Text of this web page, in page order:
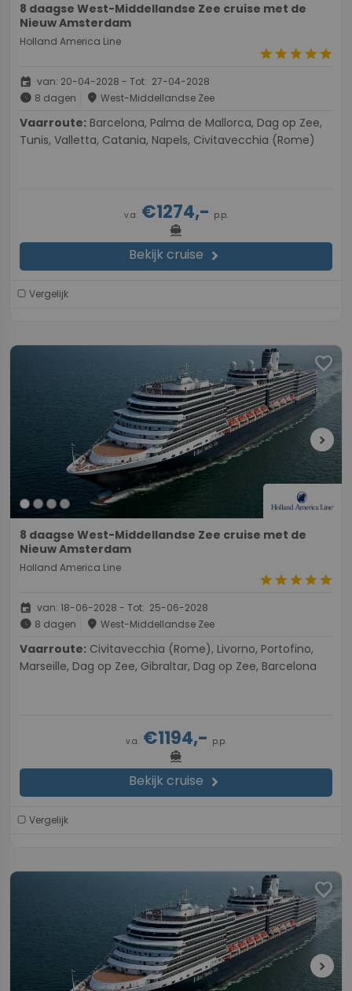
8 daagse West-Middellandse Zee cruise met de
Nieuw Amsterdam
Holland America Line
starstarstarstarstar
event van: 20-04-2028 - Tot: 27-04-2028
schedule 8 dagen place West-Middellandse Zee
Vaarroute:
Tunis, Valletta, Catania, Napels, Civitavecchia (Rome)
v.a. €1274,- p.p.
directions_boat
Bekijk cruise chevron_right
Vergelijk
favorite
chevron_right
8 daagse West-Middellandse Zee cruise met de
Nieuw Amsterdam
Holland America Line
starstarstarstarstar
event van: 18-06-2028 - Tot: 25-06-2028
schedule 8 dagen place West-Middellandse Zee
Vaarroute:
Marseille, Dag op Zee, Gibraltar, Dag op Zee, Barcelona
v.a. €1194,- p.p.
directions_boat
Bekijk cruise chevron_right
Vergelijk
favorite
chevron_right